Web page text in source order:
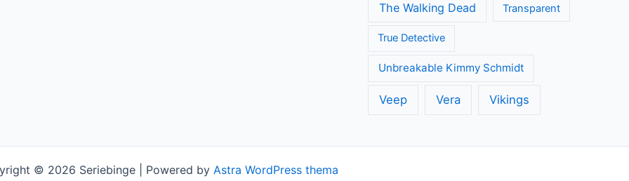
The Walking Dead Transparent
True Detective
Unbreakable Kimmy Schmidt
Veep Vera Vikings
© 2026 Seriebinge | Powered by Astra WordPress thema